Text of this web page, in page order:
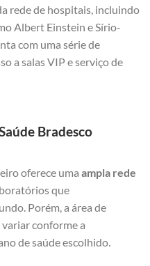
rede de hospitais, incluindo
Albert Einstein e Sírio-
com uma série de
a salas VIP e serviço de
Bradesco
oferece uma ampla rede
que
Porém, a área de
conforme a
de saúde escolhido.